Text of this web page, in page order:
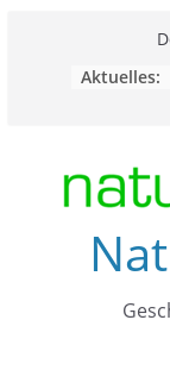
Aktuelles: